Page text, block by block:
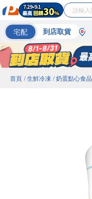
宅配 到店取貨
首頁 / 生鮮冷凍 / 奶蛋點心食品